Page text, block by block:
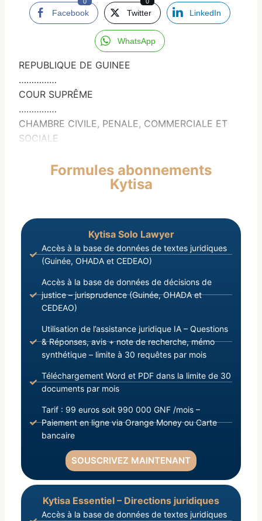
Facebook Twitter LinkedIn
WhatsApp
REPUBLIQUE DE GUINEE
……………
COUR SUPRÊME
……………
CHAMBRE CIVILE, PENALE, COMMERCIALE ET
SOCIALE
Formules abonnements
Kytisa
Kytisa Solo Lawyer
Accès à la base de données de textes juridiques
(Guinée, OHADA et CEDEAO)
Accès à la base de données de décisions de
justice – jurisprudence (Guinée, OHADA et
CEDEAO)
Utilisation de l’assistance juridique IA – Questions
& Réponses, avis + note de recherche, mémo
synthétique – limite à 30 requêtes par mois
Téléchargement Word et PDF dans la limite de 30
documents par mois
Tarif : 99 euros soit 990 000 GNF /mois –
Paiement en ligne via Orange Money ou Carte
bancaire
SOUSCRIVEZ MAINTENANT
Kytisa Essentiel – Directions juridiques
Accès à la base de données de textes juridiques